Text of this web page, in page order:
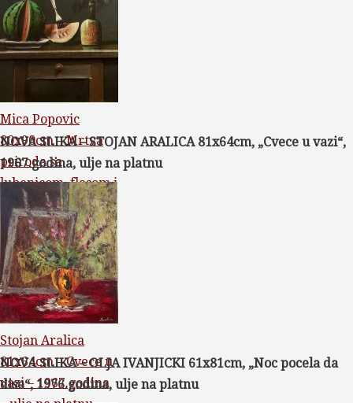
Mica Popovic
80x90cm – Mrtva
priroda sa
lubenicom, flasom i
cvecem –
1988.godina – ulje i
aplikacija na
platnu – svojstvo
kulturnog dobra
NOVA SLIKA – STOJAN ARALICA 81x64cm, „Cvece u vazi“,
1967.godina, ulje na platnu
Stojan Aralica
81x64cm – Cvece u
vazi – 1967.godina
NOVA SLIKA – OLJA IVANJICKI 61x81cm, „Noc pocela da
dise“, 1976.godina, ulje na platnu